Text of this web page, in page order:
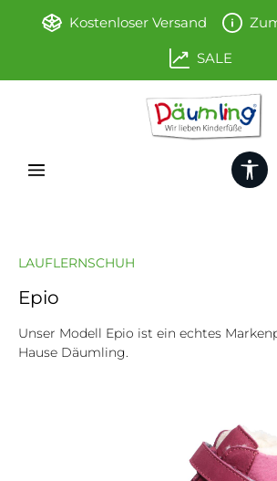
Zum Hauptinhalt springen
Kostenloser Versand
SALE
LAUFLERNSCHUH
Epio
Unser Modell Epio ist ein echtes
Hause Däumling.